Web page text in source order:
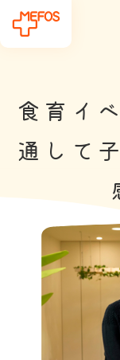
食 育 イ ベ
通 し て 子